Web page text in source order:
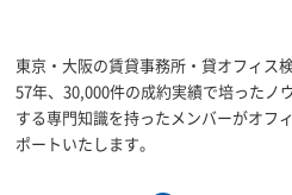
東京・大阪の賃貸事務所・貸オフィス
57年、30,000件の成約実績で培ったノ
する専門知識を持ったメンバーがオフ
ポートいたします。